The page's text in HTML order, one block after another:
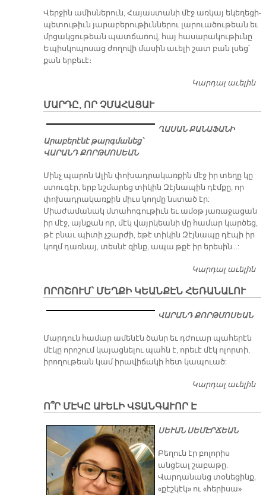
Վերջին ամիսներուն, Հայաստանի մէջ առկայ եկեղեցի-
պետութիւն յարաբերութիւններու լարուածութեան եւ
մրցակցութեան պատճառով, հայ հասարակութիւնը
Եպիսկոպոսաց ժողովի մասին աւելի շատ բան լսեց՝
քան երբեւէ։
Կարդալ աւելին
ՄԱՐԴԸ, ՈՐ ՉՄԱՀԱՑԱՒ
ՂԱՍԱՆ ՔԱՆԱՖԱՆԻ
Արաբերէնէ թարգմանեց՝
ՎԱՐԱՆԴ ՔՈՐԹՄՈՍԵԱՆ
Մինչ պարոն Ալին փոխադրակառքին մէջ իր տեղը կը
ստուգէր, երբ նշմարեց տիկին Զէյնապին դէմքը, որ
փոխադրակառքին միւս կողմը նստած էր:
Միաժամանակ մտահոգութիւն եւ ամօթ յառաջացան
իր մէջ, այնքան որ, մէկ վայրկեանի մը համար կարծեց,
թէ բնաւ պիտի չշարժի, եթէ տիկին Զէյնապը դէպի իր
կողմ դառնայ, տեսնէ զինք, ապա թքէ իր երեսին…:
Կարդալ աւելին
ՈՐՈՇՈՒՄ՝ ՄԵՂՔԻ ԿԵԱՆՔԷՆ ՀԵՌԱՆԱԼՈՒ
ՎԱՐԱՆԴ ՔՈՐԹՄՈՍԵԱՆ
Մարդուն համար ամենէն ծանր եւ դժուար պահերէն
մէկը որոշում կայացնելու պահն է, որեւէ մէկ ոլորտի,
իրողութեան կամ իրավիճակի հետ կապուած:
Կարդալ աւելին
Ո՞Ր ՄԷԿԸ ԱՒԵԼԻ ՎՏԱՆԳԱՒՈՐ Է
ՍԵՒԱՆ ՍԵՄԷՐՃԵԱՆ
Բեղուն էր բոլորիս
անցեալ շաբաթը.
Վարդանանց տօնեցինք,
«քէշկէկ» ու «հերիսա»